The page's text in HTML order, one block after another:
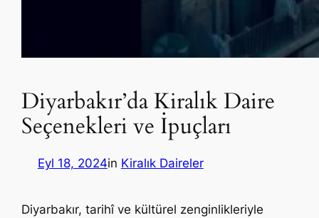
Diyarbakır’da Kiralık Daire
Seçenekleri ve İpuçları
Eyl 18, 2024in Kiralık Daireler
Diyarbakır, tarihî ve kültürel zenginlikleriyle